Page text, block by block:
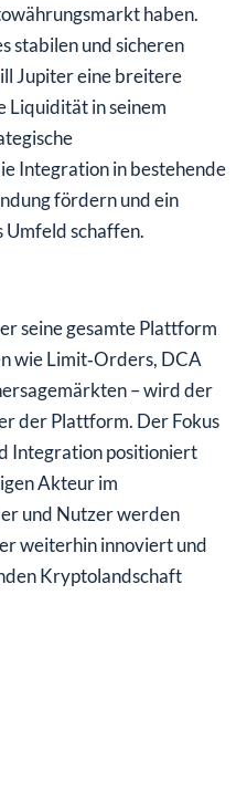
haben.
stabilen und sicheren
Jupiter eine breitere
Liquidität in seinem
Integration in bestehende
fördern und ein
schaffen.
seine gesamte Plattform
wie Limit‑Orders, DCA
– wird der
der Plattform. Der Fokus
Integration positioniert
Akteur im
und Nutzer werden
weiterhin innoviert und
Kryptolandschaft